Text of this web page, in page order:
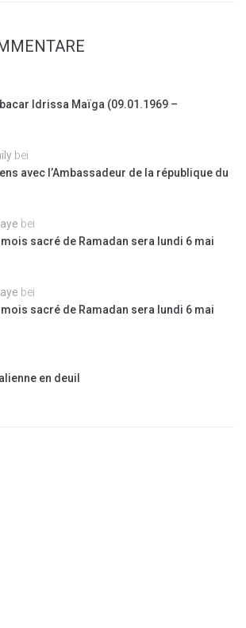
Idrissa Maïga (09.01.1969 –
bei
avec l’Ambassadeur de la république du
bei
sacré de Ramadan sera lundi 6 mai
bei
sacré de Ramadan sera lundi 6 mai
en deuil